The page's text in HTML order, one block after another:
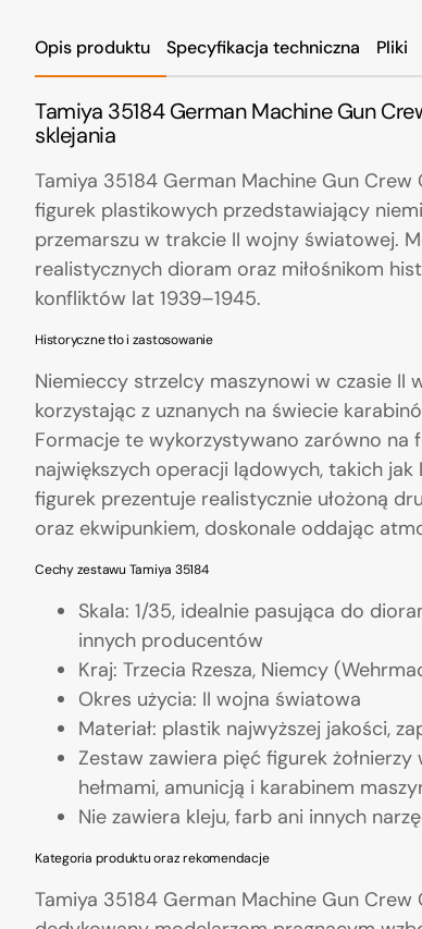
Opis produktu Specyfikacja techniczna Pliki
Tamiya 35184 German Machine Gun
sklejania
Tamiya 35184 German Machine Gun
figurek plastikowych przedstawiający
przemarszu w trakcie II wojny światowej.
realistycznych dioram oraz miłośnikom
konfliktów lat 1939–1945.
Historyczne tło i zastosowanie
Niemieccy strzelcy maszynowi w czasie II
korzystając z uznanych na świecie
Formacje te wykorzystywano zarówno na
największych operacji lądowych, takich
figurek prezentuje realistycznie ułożoną
oraz ekwipunkiem, doskonale oddając
Cechy zestawu Tamiya 35184
Skala: 1/35, idealnie pasująca do
innych producentów
Kraj: Trzecia Rzesza, Niemcy
Okres użycia: II wojna światowa
Materiał: plastik najwyższej jakości,
Zestaw zawiera pięć figurek
hełmami, amunicją i karabinem
Nie zawiera kleju, farb ani innych
Kategoria produktu oraz rekomendacje
Tamiya 35184 German Machine Gun